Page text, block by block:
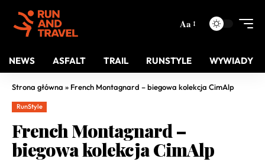
Aa
NEWS ASFALT TRAIL RUNSTYLE WYWIADY
Strona główna » French Montagnard – biegowa kolekcja CimAlp
RunStyle
French Montagnard –
biegowa kolekcja CimAlp